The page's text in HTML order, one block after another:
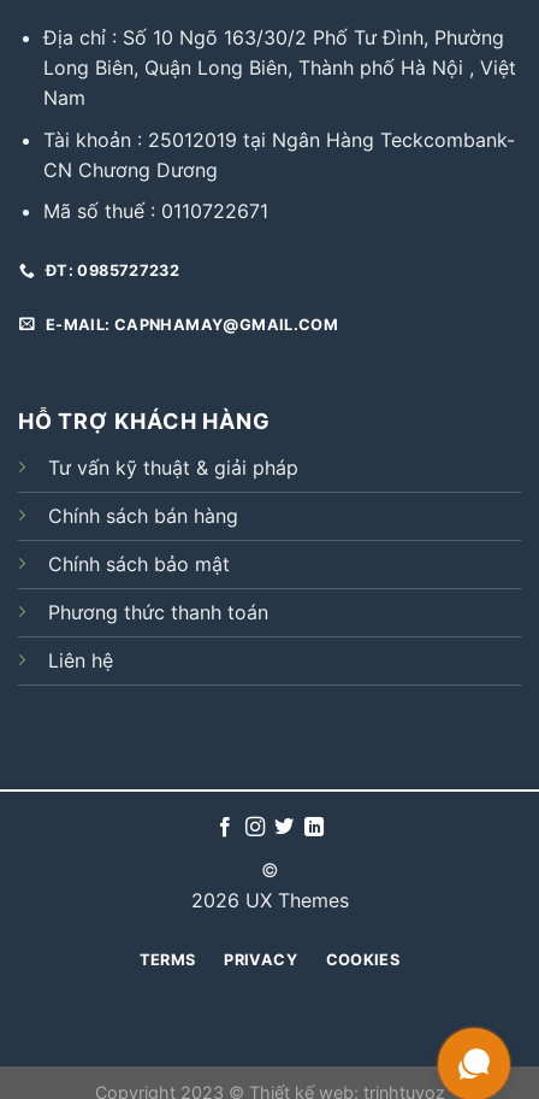
Địa chỉ : Số 10 Ngõ 163/30/2 Phố Tư Đình, Phường
Long Biên, Quận Long Biên, Thành phố Hà Nội , Việt
Nam
Tài khoản : 25012019 tại Ngân Hàng Teckcombank-
CN Chương Dương
Mã số thuế : 0110722671
ĐT: 0985727232
E-MAIL: CAPNHAMAY@GMAIL.COM
HỖ TRỢ KHÁCH HÀNG
Tư vấn kỹ thuật & giải pháp
Chính sách bán hàng
Chính sách bảo mật
Phương thức thanh toán
Liên hệ
©
2026 UX Themes
TERMS PRIVACY COOKIES
Copyright 2023 © Thiết kế web: trinhtuvoz